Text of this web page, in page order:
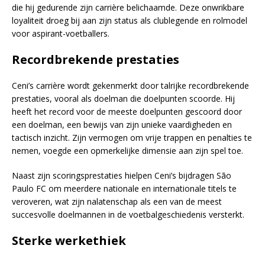
die hij gedurende zijn carrière belichaamde. Deze onwrikbare
loyaliteit droeg bij aan zijn status als clublegende en rolmodel
voor aspirant-voetballers.
Recordbrekende prestaties
Ceni’s carrière wordt gekenmerkt door talrijke recordbrekende
prestaties, vooral als doelman die doelpunten scoorde. Hij
heeft het record voor de meeste doelpunten gescoord door
een doelman, een bewijs van zijn unieke vaardigheden en
tactisch inzicht. Zijn vermogen om vrije trappen en penalties te
nemen, voegde een opmerkelijke dimensie aan zijn spel toe.
Naast zijn scoringsprestaties hielpen Ceni’s bijdragen São
Paulo FC om meerdere nationale en internationale titels te
veroveren, wat zijn nalatenschap als een van de meest
succesvolle doelmannen in de voetbalgeschiedenis versterkt.
Sterke werkethiek